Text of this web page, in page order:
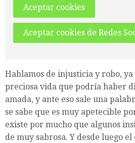
Aceptar cookies
Aceptar cookies de Redes
Hablamos de injusticia y robo,
preciosa vida que podría haber
amada, y ante eso sale una
se sabe que es muy apetecible
existe por mucho que algunos
de muy sabrosa. Y desde luego